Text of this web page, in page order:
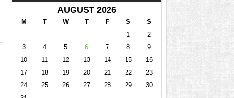
AUGUST 2026
M T W T F S S
1
2
3
4 5 6 7 8
9
10
11 12 13 14 15
16
17
18 19 20 21 22
23
24
25 26 27 28 29
30